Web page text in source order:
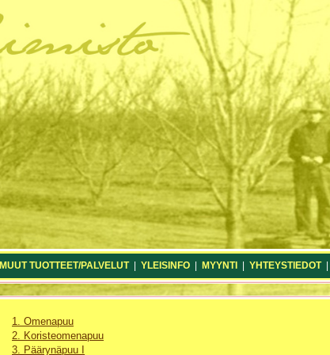
MUUT TUOTTEET/PALVELUT| YLEISINFO MYYNTI YHTEYSTIEDOT
1. Omenapuu
2. Koristeomenapuu
3. Päärynäpuu I